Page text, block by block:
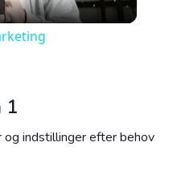
1
indstillinger efter behov